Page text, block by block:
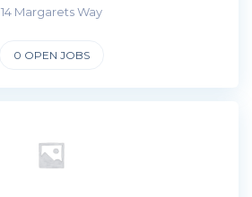
14 Margarets Way
0 OPEN JOBS